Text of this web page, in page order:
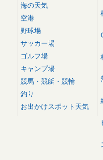
海の天気
空港
野球場
サッカー場
ゴルフ場
キャンプ場
競馬・競艇・競輪
釣り
お出かけスポット天気